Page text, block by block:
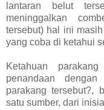
lantaran belut
meninggalkan
tersebut) hal ini
yang coba di ketahui
Ketahuan
penandaan
parakang tersebut?,
satu sumber, dari